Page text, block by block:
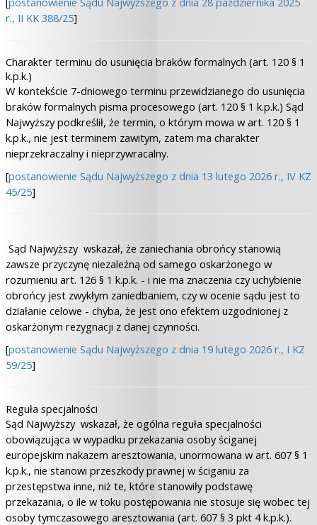
r., II KK 388/25]
Charakter terminu do usunięcia braków formalnych (art. 120 § 1
k.p.k.)
W kontekście 7-dniowego terminu przewidzianego do usunięcia
braków formalnych pisma procesowego (art. 120 § 1 k.p.k.) Sąd
Najwyższy podkreślił, że termin, o którym mowa w art. 120 § 1
k.p.k., nie jest terminem zawitym, zatem ma charakter
nieprzekraczalny i nieprzywracalny.
[postanowienie Sądu Najwyższego z dnia 13 lutego 2026 r., IV KZ
45/25]
Sąd Najwyższy wskazał, że zaniechania obrońcy stanowią
zawsze przyczynę niezależną od samego oskarżonego w
rozumieniu art. 126 § 1 k.p.k. - i nie ma znaczenia czy uchybienie
obrońcy jest zwykłym zaniedbaniem, czy w ocenie sądu jest to
działanie celowe - chyba, że jest ono efektem uzgodnionej z
oskarżonym rezygnacji z danej czynności.
[postanowienie Sądu Najwyższego z dnia 19 lutego 2026 r., I KZ
59/25]
Reguła specjalności
Sąd Najwyższy wskazał, że ogólna reguła specjalności
obowiązująca w wypadku przekazania osoby ściganej
europejskim nakazem aresztowania, unormowana w art. 607 § 1
k.p.k., nie stanowi przeszkody prawnej w ściganiu za
przestępstwa inne, niż te, które stanowiły podstawę
przekazania, o ile w toku postępowania nie stosuje się wobec tej
osoby tymczasowego aresztowania (art. 607 § 3 pkt 4 k.p.k.).